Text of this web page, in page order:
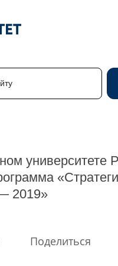
университете
2019»
Поделиться